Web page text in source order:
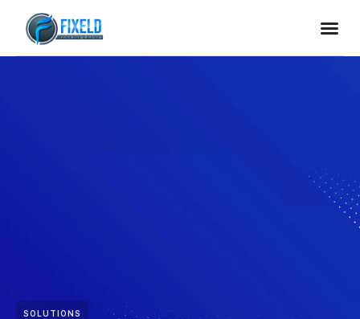
SOLUTIONS